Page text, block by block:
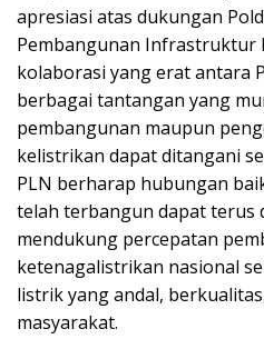
apresiasi atas dukungan
Pembangunan Infrastruktur
kolaborasi yang erat antara
berbagai tantangan yang
pembangunan maupun
kelistrikan dapat ditangani
PLN berharap hubungan
telah terbangun dapat terus
mendukung percepatan
ketenagalistrikan nasional
listrik yang andal,
masyarakat.